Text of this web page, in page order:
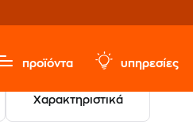
προϊόντα υπηρεσίες
Χαρακτηριστικά